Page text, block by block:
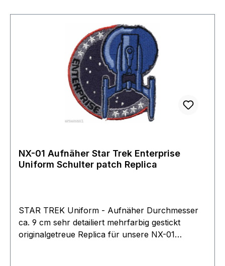
NX-01 Aufnäher Star Trek Enterprise
Uniform Schulter patch Replica
STAR TREK Uniform - Aufnäher Durchmesser
ca. 9 cm sehr detailiert mehrfarbig gestickt
originalgetreue Replica für unsere NX-01